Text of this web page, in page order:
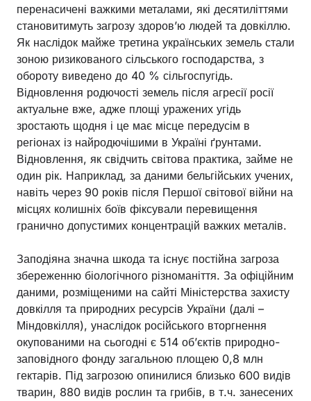
перенасичені важкими металами, які десятиліттями
становитимуть загрозу здоров’ю людей та довкіллю.
Як наслідок майже третина українських земель стали
зоною ризикованого сільського господарства, з
обороту виведено до 40 % сільгоспугідь.
Відновлення родючості земель після агресії росії
актуальне вже, адже площі уражених угідь
зростають щодня і це має місце передусім в
регіонах із найродючішими в Україні ґрунтами.
Відновлення, як свідчить світова практика, займе не
один рік. Наприклад, за даними бельгійських учених,
навіть через 90 років після Першої світової війни на
місцях колишніх боїв фіксували перевищення
гранично допустимих концентрацій важких металів.
Заподіяна значна шкода та існує постійна загроза
збереженню біологічного різноманіття. За офіційним
даними, розміщеними на сайті Міністерства захисту
довкілля та природних ресурсів України (далі –
Міндовкілля), унаслідок російського вторгнення
окупованими на сьогодні є 514 об’єктів природно-
заповідного фонду загальною площею 0,8 млн
гектарів. Під загрозою опинилися близько 600 видів
тварин, 880 видів рослин та грибів, в т.ч. занесених